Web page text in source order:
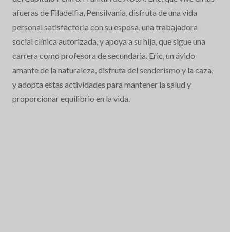
afueras de Filadelfia, Pensilvania, disfruta de una vida
personal satisfactoria con su esposa, una trabajadora
social clínica autorizada, y apoya a su hija, que sigue una
carrera como profesora de secundaria. Eric, un ávido
amante de la naturaleza, disfruta del senderismo y la caza,
y adopta estas actividades para mantener la salud y
proporcionar equilibrio en la vida.